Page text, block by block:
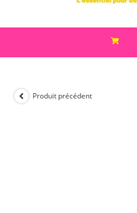
Produit précédent